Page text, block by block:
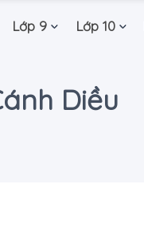
Lớp 9 Lớp 10
Diều